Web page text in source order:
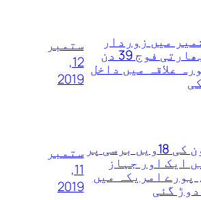
میں زوردار
جھڑپیں، بھارتی فوج 39 دن
علاقہ میں داخل
ستمبر
12,
2019
نائن الیون کی 18ویں‌ برسی پر
ایک اور جہاز
پورے امریکہ میں
گئی
ستمبر
11,
2019